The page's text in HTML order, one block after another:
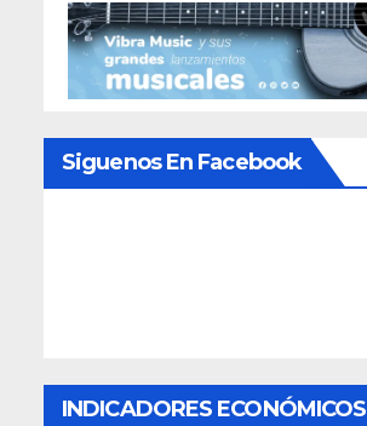
Siguenos En Facebook
INDICADORES ECONÓMICOS